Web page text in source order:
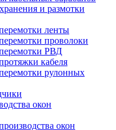
и размотки
ленты
проволоки
РВД
кабеля
рулонных
окон
окон